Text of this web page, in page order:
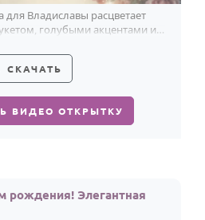
для Владиславы расцветает
голубыми акцентами и
СКАЧАТЬ
ВИДЕО ОТКРЫТКУ
рождения! Элегантная